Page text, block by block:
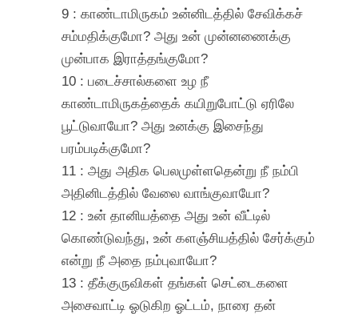
9 : காண்டாமிருகம் உன்னிடத்தில் சேவிக்கச்
சம்மதிக்குமோ? அது உன் முன்னணைக்கு
முன்பாக இராத்தங்குமோ?
10 : படைச்சால்களை உழ நீ
காண்டாமிருகத்தைக் கயிறுபோட்டு ஏரிலே
பூட்டுவாயோ? அது உனக்கு இசைந்து
பரம்படிக்குமோ?
11 : அது அதிக பெலமுள்ளதென்று நீ நம்பி
அதினிடத்தில் வேலை வாங்குவாயோ?
12 : உன் தானியத்தை அது உன் வீட்டில்
கொண்டுவந்து, உன் களஞ்சியத்தில் சேர்க்கும்
என்று நீ அதை நம்புவாயோ?
13 : தீக்குருவிகள் தங்கள் செட்டைகளை
அசைவாட்டி ஓடுகிற ஓட்டம், நாரை தன்